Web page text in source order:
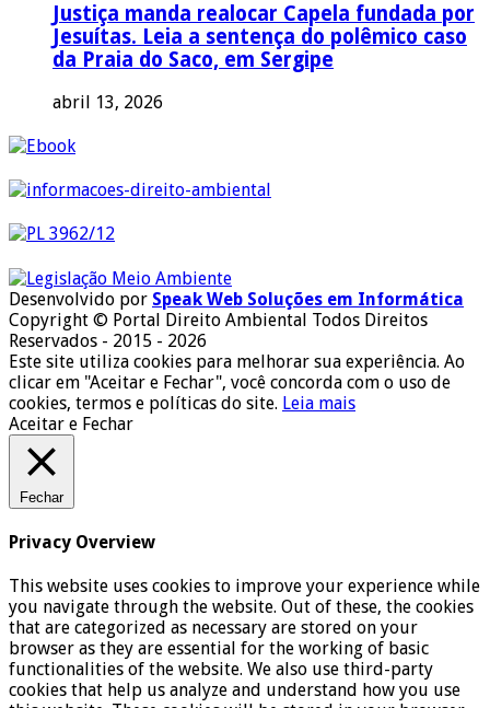
Justiça manda realocar Capela fundada por
Jesuítas. Leia a sentença do polêmico caso
da Praia do Saco, em Sergipe
abril 13, 2026
Desenvolvido por Speak Web Soluções em Informática
Copyright © Portal Direito Ambiental Todos Direitos
Reservados - 2015 - 2026
Este site utiliza cookies para melhorar sua experiência. Ao
clicar em "Aceitar e Fechar", você concorda com o uso de
cookies, termos e políticas do site. Leia mais
Aceitar e Fechar
Fechar
Privacy Overview
This website uses cookies to improve your experience while
you navigate through the website. Out of these, the cookies
that are categorized as necessary are stored on your
browser as they are essential for the working of basic
functionalities of the website. We also use third-party
cookies that help us analyze and understand how you use